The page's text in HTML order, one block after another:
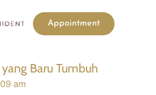
Appointment
Baru Tumbuh
am